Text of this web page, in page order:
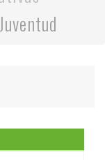
Juventud